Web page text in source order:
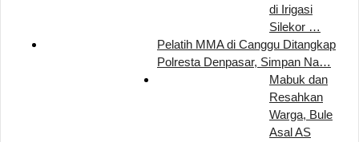
di Irigasi
Silekor …
Pelatih MMA di Canggu Ditangkap
Polresta Denpasar, Simpan Na…
Mabuk dan
Resahkan
Warga, Bule
Asal AS